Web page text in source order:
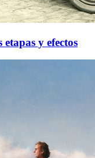
y efectos